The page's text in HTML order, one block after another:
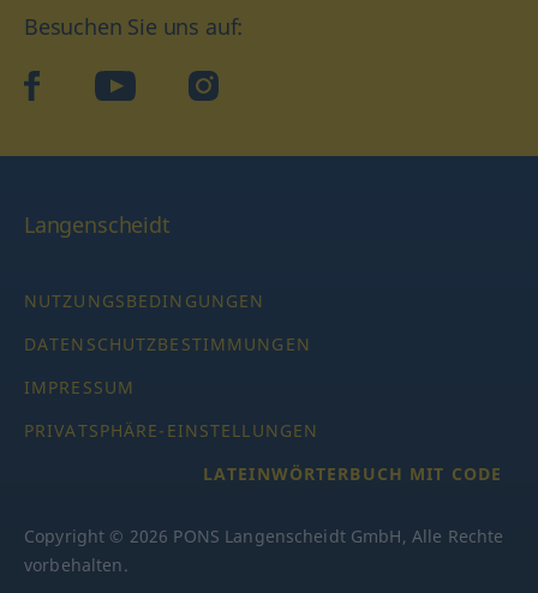
Besuchen Sie uns auf:
facebookYouTube Instagram
Langenscheidt
NUTZUNGSBEDINGUNGEN
DATENSCHUTZBESTIMMUNGEN
IMPRESSUM
PRIVATSPHÄRE-EINSTELLUNGEN
LATEINWÖRTERBUCH MIT CODE
Copyright © 2026 PONS Langenscheidt GmbH, Alle Rechte
vorbehalten.